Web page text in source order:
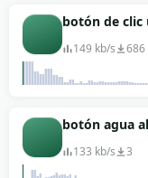
botón de clic
149 kb/s 686
botón agua
133 kb/s 3